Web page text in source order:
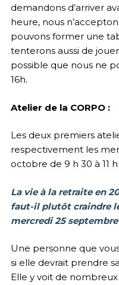
demandons d’arriver
heure, nous
pouvons former une
tenterons aussi de
possible que nous ne
16h.
Atelier de la CORPO :
Les deux premiers
respectivement les
octobre de 9 h 30 à 11 h
La vie à la retraite en
faut-il plutôt craindre
mercredi 25 septembre
Une personne que
si elle devrait prendre
Elle y voit de